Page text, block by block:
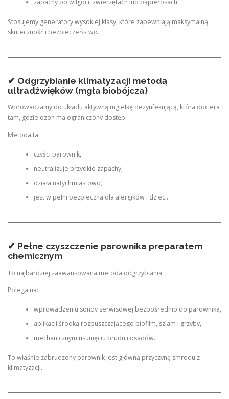
zapachy po wilgoci, zwierzętach lub papierosach.
Stosujemy generatory wysokiej klasy, które zapewniają maksymalną
skuteczność i bezpieczeństwo.
✔ Odgrzybianie klimatyzacji metodą
ultradźwięków (mgła biobójcza)
Wprowadzamy do układu aktywną mgiełkę dezynfekującą, która dociera
tam, gdzie ozon ma ograniczony dostęp.
Metoda ta:
czyści parownik,
neutralizuje brzydkie zapachy,
działa natychmiastowo,
jest w pełni bezpieczna dla alergików i dzieci.
✔ Pełne czyszczenie parownika preparatem
chemicznym
To najbardziej zaawansowana metoda odgrzybiania.
Polega na:
wprowadzeniu sondy serwisowej bezpośrednio do parownika,
aplikacji środka rozpuszczającego biofilm, szlam i grzyby,
mechanicznym usunięciu brudu i osadów.
To właśnie zabrudzony parownik jest główną przyczyną smrodu z
klimatyzacji.